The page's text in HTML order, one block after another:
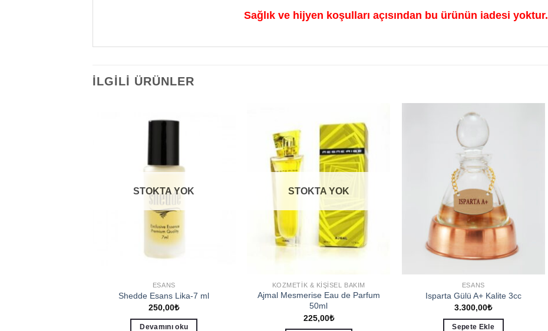
Sağlık ve hijyen koşulları açısından bu ürünün iadesi yoktur.
İLGILI ÜRÜNLER
STOKTA YOK
ESANS
Shedde Esans Lika-7 ml
250,00₺
Devamını oku
Add to
wishlist
STOKTA YOK
KOZMETIK & KIŞISEL BAKIM
Ajmal Mesmerise Eau de Parfum
50ml
225,00₺
ESANS
Isparta Gülü A+ Kalite 3cc
3.300,00₺
Sepete Ekle